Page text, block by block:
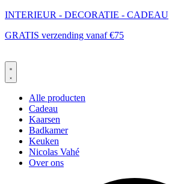
Ga
de
INTERIEUR - DECORATIE - CADEAU
GRATIS verzending vanaf €75
Alle producten
Cadeau
Kaarsen
Badkamer
Keuken
Nicolas Vahé
Over ons